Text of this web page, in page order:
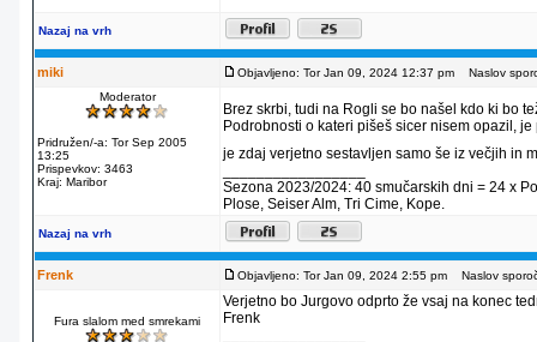
Nazaj na vrh
miki Objavljeno: Tor Jan 09, 2024 12:37 pm
Naslov
Moderator
Pridružen/-a: Tor Sep 2005
13:25
Prispevkov: 3463
Kraj: Maribor
Brez skrbi, tudi na Rogli se bo našel kdo ki bo
Podrobnosti o kateri pišeš sicer nisem opazil,
je zdaj verjetno sestavljen samo še iz večjih in
Sezona 2023/2024: 40 smučarskih dni = 24 x
Plose, Seiser Alm, Tri Cime, Kope.
Nazaj na vrh
Frenk Objavljeno: Tor Jan 09, 2024 2:55 pm Naslov
Fura slalom med smrekami
Verjetno bo Jurgovo odprto že vsaj na konec
Frenk